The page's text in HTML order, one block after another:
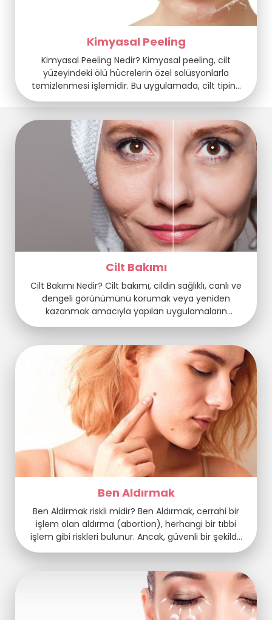
Kimyasal Peeling
Kimyasal Peeling Nedir? Kimyasal peeling, cilt
yüzeyindeki ölü hücrelerin özel solüsyonlarla
temizlenmesi işlemidir. Bu uygulamada, cilt tipine
soyulur. Amaç, cildin kendini yenilemesini sağlamak
ve daha taze, pürüzsüz bir görünüm elde etmektir.
Zamanla oluşan lekeler, ince çizgiler, matlık ve cilt
tonu eşitsizlikleri bu yöntemle […]
Cilt Bakımı
Cilt Bakımı Nedir? Cilt bakımı, cildin sağlıklı, canlı ve
dengeli görünümünü korumak veya yeniden
kazanmak amacıyla yapılan uygulamaların
bakımı, her yaş grubuna ve cilt tipine göre farklılık
gösterir. Modern yaşamın stresi, çevresel faktörler
ve yaşlanma süreci cilt üzerinde olumsuz etkiler
yaratır. Bu nedenle […]
Ben Aldırmak
Ben Aldirmak riskli midir? Ben Aldırmak, cerrahi bir
işlem olan aldırma (abortion), herhangi bir tıbbi
işlem gibi riskleri bulunur. Ancak, güvenli bir şekilde
ve komplikasyonlar bulunmaktadır: Kanama:
Aldırma sonrası hafif kanama veya lekelenme
olabilir. Ancak aşırı kanama durumu nadirdir.
Enfeksiyon: Cerrahi bir işlem […]